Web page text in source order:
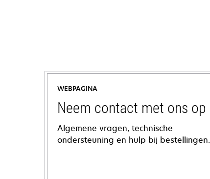
WEBPAGINA
Neem contact met ons op
Algemene vragen, technische
ondersteuning en hulp bij bestellingen.